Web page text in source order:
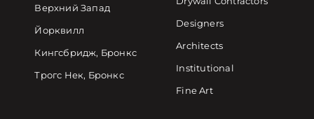
Верхний Запад
Йорквилл
Кингсбридж, Бронкс
Трогс Нек, Бронкс
Designers
Architects
Institutional
Fine Art